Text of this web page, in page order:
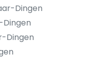
Dingen
Dingen
Dingen